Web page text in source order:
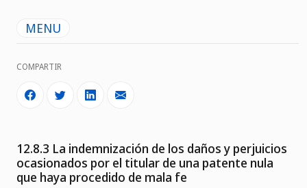
MENU
COMPARTIR
12.8.3 La indemnización de los daños y perjuicios
ocasionados por el titular de una patente nula
que haya procedido de mala fe